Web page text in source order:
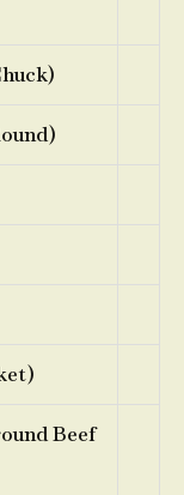
Beef